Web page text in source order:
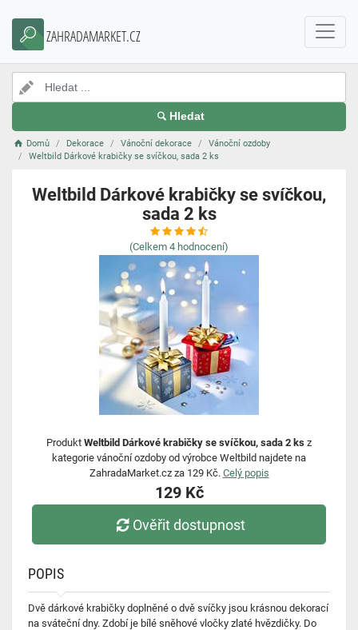
ZAHRADAMARKET.CZ
Hledat
Domů Dekorace Vánoční dekorace
Vánoční ozdoby
Weltbild Dárkové krabičky se svíčkou, sada 2 ks
Weltbild Dárkové krabičky se svíčkou,
sada 2 ks
(Celkem 4 hodnocení)
Produkt Weltbild Dárkové krabičky se svíčkou, sada 2 ks z
kategorie vánoční ozdoby od výrobce Weltbild najdete na
ZahradaMarket.cz za 129 Kč. Celý popis
129 Kč
Ověřit dostupnost
POPIS
Dvě dárkové krabičky doplněné o dvě svíčky jsou krásnou dekorací
na sváteční dny. Zdobí je bílé sněhové vločky zlaté hvězdičky. Do